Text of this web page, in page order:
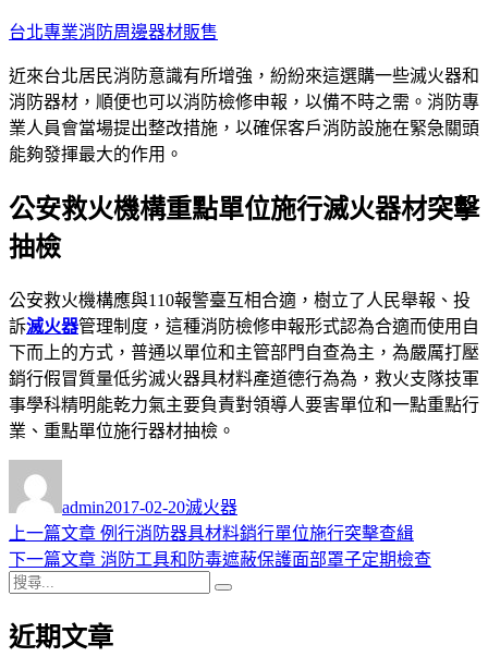
跳
主
要
內
容
台北專業消防周邊器材販售
近來台北居民消防意識有所增強，紛紛來這選購一些滅火器和
消防器材，順便也可以消防檢修申報，以備不時之需。消防專
業人員會當場提出整改措施，以確保客戶消防設施在緊急關頭
能夠發揮最大的作用。
公安救火機構重點單位施行滅火器材突擊
抽檢
公安救火機構應與110報警臺互相合適，樹立了人民舉報、投
訴滅火器管理制度，這種消防檢修申報形式認為合適而使用自
下而上的方式，普通以單位和主管部門自查為主 ，為嚴厲打壓
銷行假冒質量低劣滅火器具材料產道德行為為，救火支隊技軍
事學科精明能乾力氣主要負責對領導人要害單位和一點重點行
業、重點單位施行器材抽檢。
者
admin佈
日
期:
2017-02-20類
滅火器
文
章
導
覽
上一篇文章 上
一
章:
例行消防器具材料銷行單位施行突擊查緝
下一篇文章 下
文
消防工具和防毒遮蔽保護面部罩子定期檢查
搜
關
近期文章